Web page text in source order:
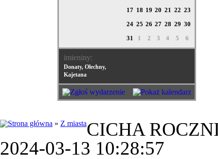
17 18 19 20 21 22 23
24 25 26 27 28 29 30
31
1 2 3 4 5 6
imieniny:
Donaty, Olechny,
Kajetana
» Z miastaCICHA
2024-03-13 10:28:57